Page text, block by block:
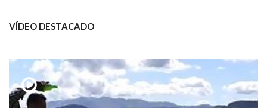
VÍDEO DESTACADO